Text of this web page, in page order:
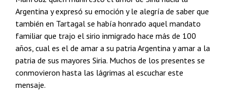
Argentina y expresó su emoción y le alegría de saber que
también en Tartagal se había honrado aquel mandato
familiar que trajo el sirio inmigrado hace más de 100
años, cual es el de amar a su patria Argentina y amar a la
patria de sus mayores Siria. Muchos de los presentes se
conmovieron hasta las lágrimas al escuchar este
mensaje.